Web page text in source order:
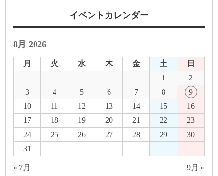
イベントカレンダー
8月 2026
月 火 水 木 金 土
日
1
2
3
4 5 6 7 8
9
10
11 12 13 14 15
16
17
18 19 20 21 22
23
24
25 26 27 28 29
30
31
« 7月 9月 »